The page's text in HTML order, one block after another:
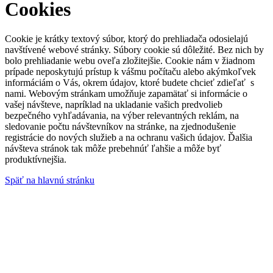
Cookies
Cookie je krátky textový súbor, ktorý do prehliadača odosielajú
navštívené webové stránky. Súbory cookie sú dôležité. Bez nich by
bolo prehliadanie webu oveľa zložitejšie. Cookie nám v žiadnom
prípade neposkytujú prístup k vášmu počítaču alebo akýmkoľvek
informáciám o Vás, okrem údajov, ktoré budete chcieť zdieľať s
nami. Webovým stránkam umožňuje zapamätať si informácie o
vašej návšteve, napríklad na ukladanie vašich predvolieb
bezpečného vyhľadávania, na výber relevantných reklám, na
sledovanie počtu návštevníkov na stránke, na zjednodušenie
registrácie do nových služieb a na ochranu vašich údajov. Ďalšia
návšteva stránok tak môže prebehnúť ľahšie a môže byť
produktívnejšia.
Späť na hlavnú stránku